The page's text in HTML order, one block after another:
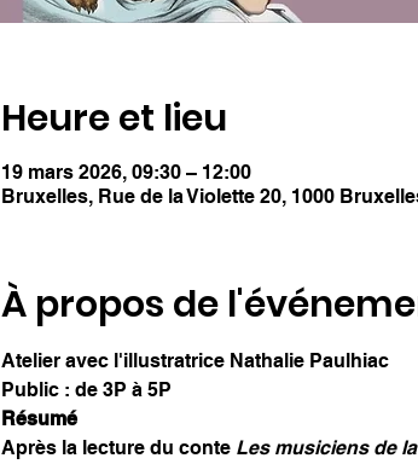
Heure et lieu
19 mars 2026, 09:30 – 12:00
Bruxelles, Rue de la Violette 20, 1000
À propos de
Atelier avec l'illustratrice Nathalie Paulhiac
Public : de 3P à 5P
Résumé
Après la lecture du conte Les musiciens de